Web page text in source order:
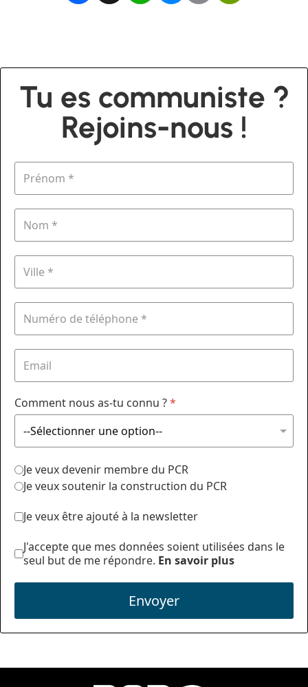
Tu es communiste ?
Rejoins-nous !
Comment nous as-tu connu ?*
Je veux devenir membre du PCR
Je veux soutenir la construction du PCR
Je veux être ajouté à la newsletter
J'accepte que mes données soient utilisées dans le
seul but de me répondre. En savoir plus
Envoyer